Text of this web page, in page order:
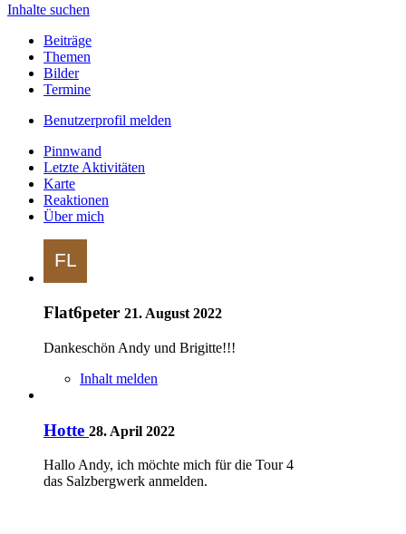
Inhalte suchen
Beiträge
Themen
Bilder
Termine
Benutzerprofil melden
Pinnwand
Letzte Aktivitäten
Karte
Reaktionen
Über mich
Flat6peter 21. August 2022
Dankeschön Andy und Brigitte!!!
Inhalt melden
Hotte 28. April 2022
Hallo Andy, ich möchte mich für die Tour 4
das Salzbergwerk anmelden.